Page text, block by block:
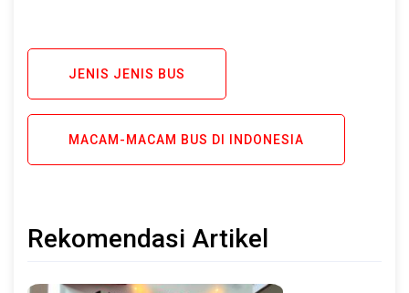
JENIS JENIS BUS
MACAM-MACAM BUS DI INDONESIA
Rekomendasi Artikel